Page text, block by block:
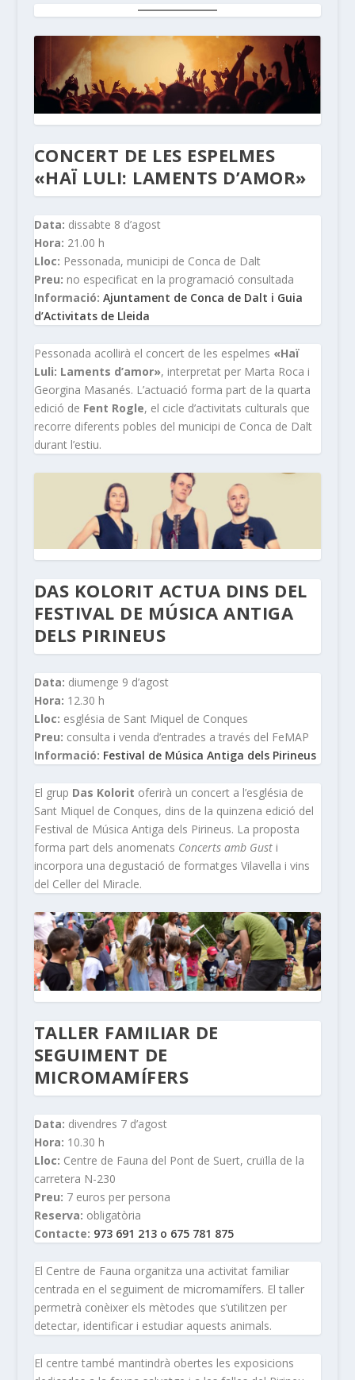
CONCERT DE LES ESPELMES
«HAÏ LULI: LAMENTS D’AMOR»
Data: dissabte 8 d’agost
Hora: 21.00 h
Lloc: Pessonada, municipi de Conca de Dalt
Preu: no especificat en la programació consultada
Informació: Ajuntament de Conca de Dalt i Guia
d’Activitats de Lleida
Pessonada acollirà el concert de les espelmes «Haï
Luli: Laments d’amor», interpretat per Marta Roca i
Georgina Masanés. L’actuació forma part de la quarta
edició de Fent Rogle, el cicle d’activitats culturals que
recorre diferents pobles del municipi de Conca de Dalt
durant l’estiu.
DAS KOLORIT ACTUA DINS DEL
FESTIVAL DE MÚSICA ANTIGA
DELS PIRINEUS
Data: diumenge 9 d’agost
Hora: 12.30 h
Lloc: església de Sant Miquel de Conques
Preu: consulta i venda d’entrades a través del FeMAP
Informació: Festival de Música Antiga dels Pirineus
El grup Das Kolorit oferirà un concert a l’església de
Sant Miquel de Conques, dins de la quinzena edició del
Festival de Música Antiga dels Pirineus. La proposta
forma part dels anomenats Concerts amb Gusti
incorpora una degustació de formatges Vilavella i vins
del Celler del Miracle.
TALLER FAMILIAR DE
SEGUIMENT DE
MICROMAMÍFERS
Data: divendres 7 d’agost
Hora: 10.30 h
Lloc: Centre de Fauna del Pont de Suert, cruïlla de la
carretera N-230
Preu: 7 euros per persona
Reserva: obligatòria
Contacte: 973 691 213 o 675 781 875
El Centre de Fauna organitza una activitat familiar
centrada en el seguiment de micromamífers. El taller
permetrà conèixer els mètodes que s’utilitzen per
detectar, identificar i estudiar aquests animals.
El centre també mantindrà obertes les exposicions